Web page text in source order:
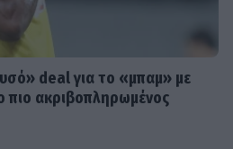
deal για το «μπαμ» με
πιο ακριβοπληρωμένος